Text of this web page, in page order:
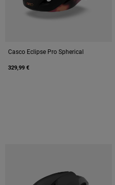
Casco Eclipse Pro Spherical
329,99 €